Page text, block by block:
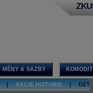
MĚNY & SAZBY
AKCIE HISTORIE